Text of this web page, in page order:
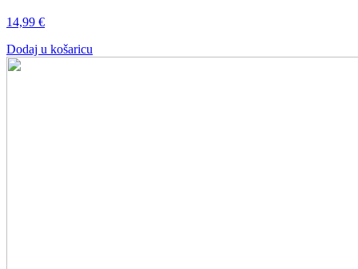
14,99 €
Dodaj u košaricu